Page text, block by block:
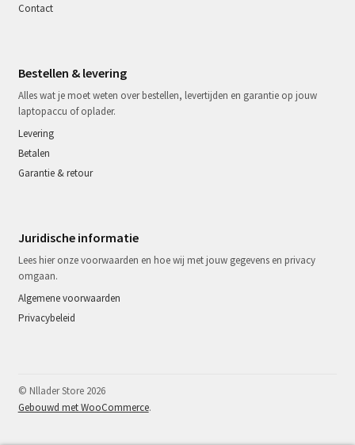
Contact
Bestellen & levering
Alles wat je moet weten over bestellen, levertijden en garantie op jouw
laptopaccu of oplader.
Levering
Betalen
Garantie & retour
Juridische informatie
Lees hier onze voorwaarden en hoe wij met jouw gegevens en privacy
omgaan.
Algemene voorwaarden
Privacybeleid
© Nllader Store 2026
Gebouwd met WooCommerce.